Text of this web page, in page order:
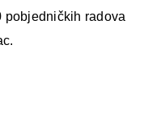
pobjedničkih radova